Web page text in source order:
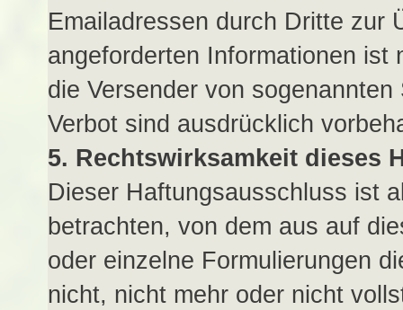
Emailadressen durch Dritte zur
angeforderten Informationen
die Versender von
Verbot sind ausdrücklich
5. Rechtswirksamkeit dieses
Dieser Haftungsausschluss ist
betrachten, von dem aus auf
oder einzelne Formulierungen
nicht, nicht mehr oder nicht